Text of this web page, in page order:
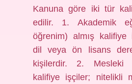
Kanuna göre iki tür
edilir. 1. Akademik
öğrenim) almış kalifiye
dil veya ön lisans
kişilerdir. 2. Mesleki
kalifiye işçiler; nitelikli